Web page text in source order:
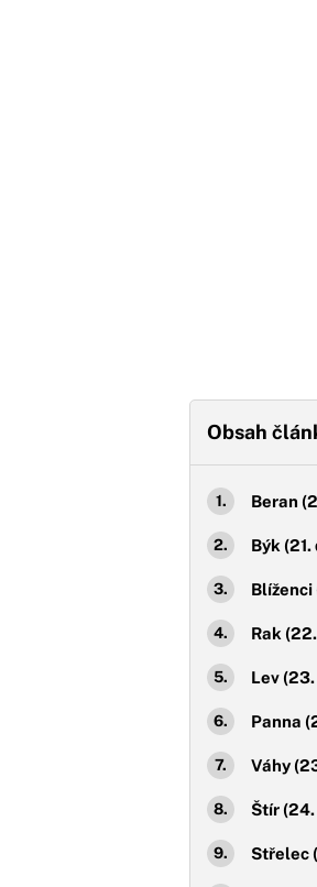
Obsah
Beran
Býk (21.
Blíženci
Rak
Lev
Panna
Váhy
Štír (24.
Střelec